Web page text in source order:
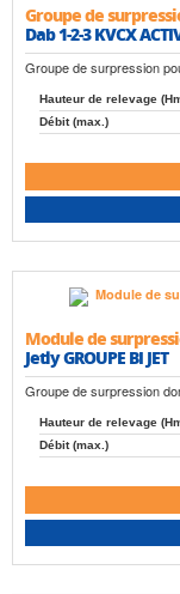
Groupe de
Dab 1-2-3 KVCX
Groupe de surpression
Hauteur de relevage
Débit (max.)
Module de
Jetly GROUPE BI JET
Groupe de surpression
Hauteur de relevage
Débit (max.)